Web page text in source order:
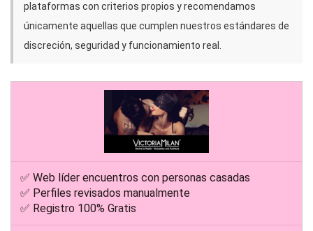
plataformas con criterios propios y recomendamos
únicamente aquellas que cumplen nuestros estándares de
discreción, seguridad y funcionamiento real.
✅ Web líder encuentros con personas casadas
✅ Perfiles revisados manualmente
✅ Registro 100% Gratis